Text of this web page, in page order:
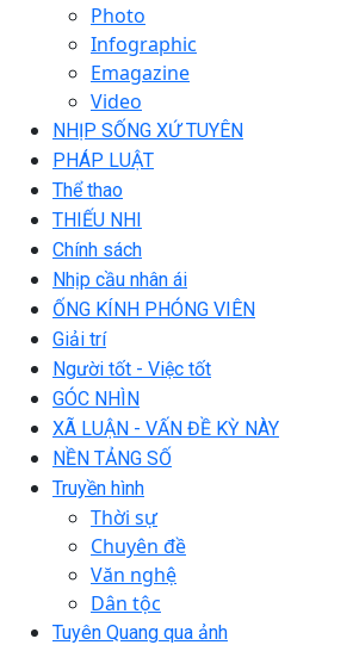
Photo
Infographic
Emagazine
Video
NHỊP SỐNG XỨ TUYÊN
PHÁP LUẬT
Thể thao
THIẾU NHI
Chính sách
Nhịp cầu nhân ái
ỐNG KÍNH PHÓNG VIÊN
Giải trí
Người tốt - Việc tốt
GÓC NHÌN
XÃ LUẬN - VẤN ĐỀ KỲ NÀY
NỀN TẢNG SỐ
Truyền hình
Thời sự
Chuyên đề
Văn nghệ
Dân tộc
Tuyên Quang qua ảnh